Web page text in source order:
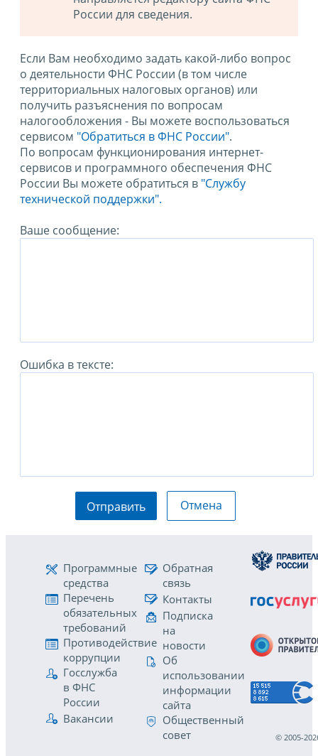
России для сведения.
Если Вам необходимо задать какой-либо вопрос
о деятельности ФНС России (в том числе
территориальных налоговых органов) или
получить разъяснения по вопросам
налогообложения - Вы можете воспользоваться
сервисом "Обратиться в ФНС России".
По вопросам функционирования интернет-
сервисов и программного обеспечения ФНС
России Вы можете обратиться в "Службу
технической поддержки".
Ваше сообщение:
Ошибка в тексте:
Отправить Отмена
Программные
средства
Перечень
обязательных
требований
Противодействие
коррупции
Госслужба
в ФНС
России
Вакансии
Обратная
связь
Контакты
Подписка
на
новости
Об
использовании
информации
сайта
Общественный
совет
© 2005-